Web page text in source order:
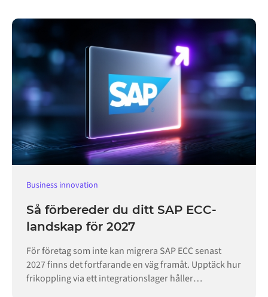
Business innovation
Så förbereder du ditt SAP ECC-
landskap för 2027
För företag som inte kan migrera SAP ECC senast
2027 finns det fortfarande en väg framåt. Upptäck hur
frikoppling via ett integrationslager håller